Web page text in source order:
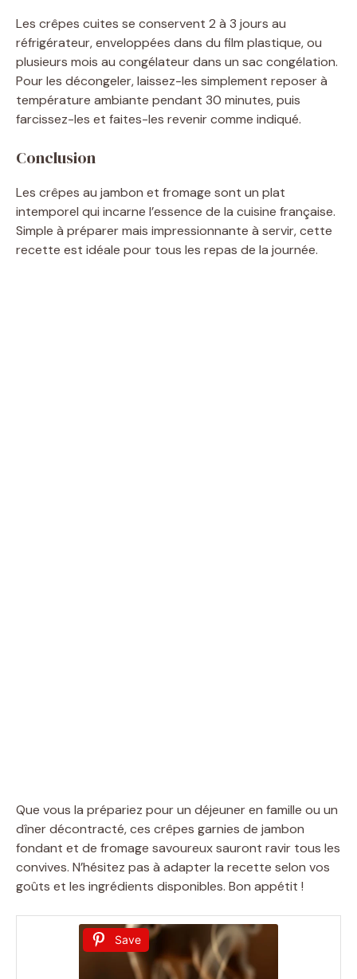
Les crêpes cuites se conservent 2 à 3 jours au
réfrigérateur, enveloppées dans du film plastique, ou
plusieurs mois au congélateur dans un sac congélation.
Pour les décongeler, laissez-les simplement reposer à
température ambiante pendant 30 minutes, puis
farcissez-les et faites-les revenir comme indiqué.
Conclusion
Les crêpes au jambon et fromage sont un plat
intemporel qui incarne l’essence de la cuisine française.
Simple à préparer mais impressionnante à servir, cette
recette est idéale pour tous les repas de la journée.
Que vous la prépariez pour un déjeuner en famille ou un
dîner décontracté, ces crêpes garnies de jambon
fondant et de fromage savoureux sauront ravir tous les
convives. N’hésitez pas à adapter la recette selon vos
goûts et les ingrédients disponibles. Bon appétit !
Save